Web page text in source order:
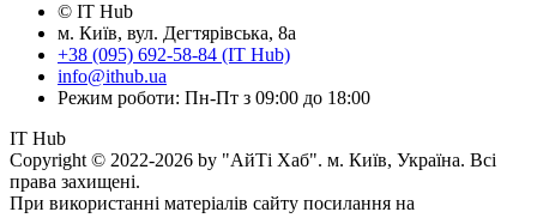
© IT Hub
м. Київ, вул. Дегтярівська, 8а
+38 (095) 692-58-84 (IT Hub)
info@ithub.ua
Режим роботи: Пн-Пт з 09:00 до 18:00
IT Hub
Copyright © 2022-2026 by "АйТі Хаб". м. Київ, Україна. Всі
права захищені.
При використанні матеріалів сайту посилання на